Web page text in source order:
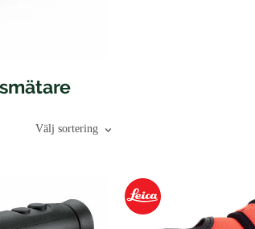
Välj sortering